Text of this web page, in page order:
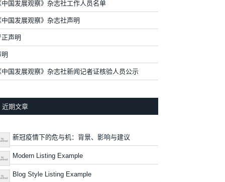
中国发展观察》杂志社工作人员名单
中国发展观察》杂志社声明
正声明
中国发展观察》杂志社新闻记者证核验人员公示
近期文章
新冠疫情下的危与机：背景、影响与建议
Modern Listing Example
Blog Style Listing Example